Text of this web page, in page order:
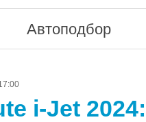
Автоподбор
i-Jet